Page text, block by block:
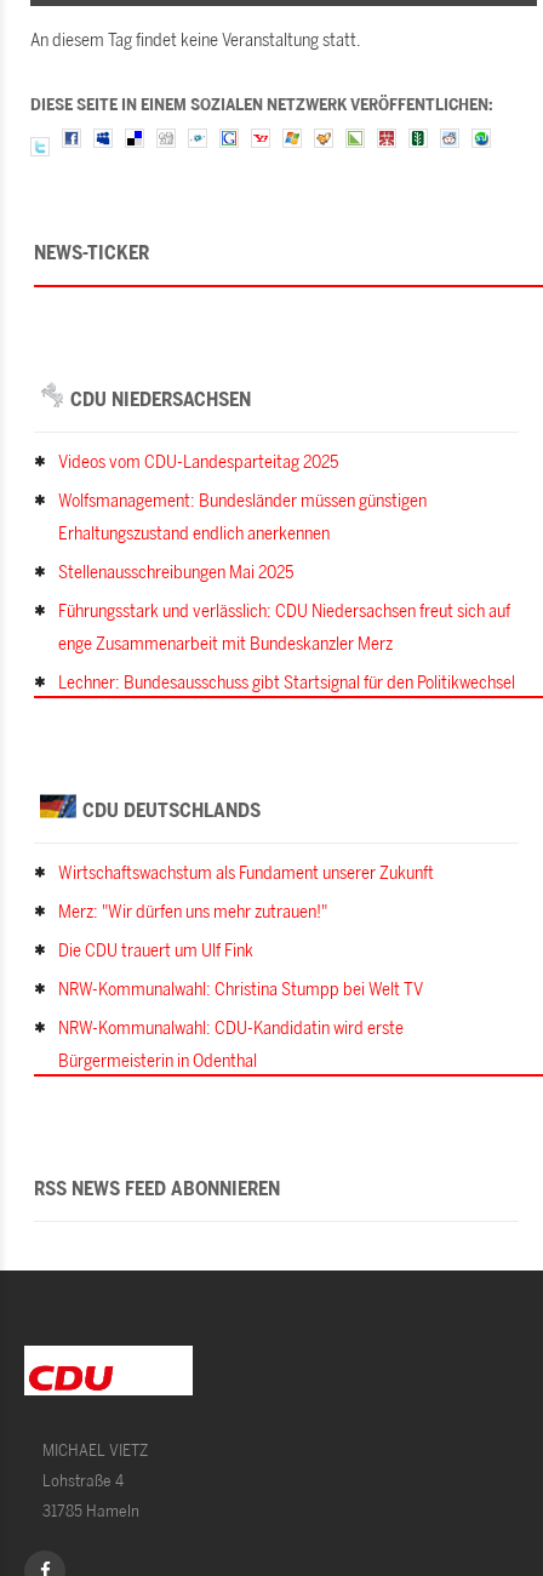
An diesem Tag findet keine Veranstaltung statt.
DIESE SEITE IN EINEM SOZIALEN NETZWERK VERÖFFENTLICHEN:
NEWS-TICKER
CDU NIEDERSACHSEN
Videos vom CDU-Landesparteitag 2025
Wolfsmanagement: Bundesländer müssen günstigen
Erhaltungszustand endlich anerkennen
Stellenausschreibungen Mai 2025
Führungsstark und verlässlich: CDU Niedersachsen freut sich auf
enge Zusammenarbeit mit Bundeskanzler Merz
Lechner: Bundesausschuss gibt Startsignal für den Politikwechsel
CDU DEUTSCHLANDS
Wirtschaftswachstum als Fundament unserer Zukunft
Merz: "Wir dürfen uns mehr zutrauen!"
Die CDU trauert um Ulf Fink
NRW-Kommunalwahl: Christina Stumpp bei Welt TV
NRW-Kommunalwahl: CDU-Kandidatin wird erste
Bürgermeisterin in Odenthal
RSS NEWS FEED ABONNIEREN
MICHAEL VIETZ
Lohstraße 4
31785 Hameln